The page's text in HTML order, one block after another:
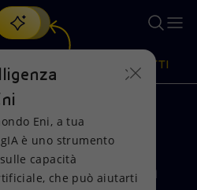
nuova soluzione di intelligenza
PRODOTTI
Stampa
NATURALI
blocco Arguni I in
Eni, a tua
è uno strumento
capacità
che può aiutarti